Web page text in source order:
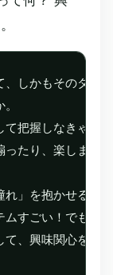
しかもそのタイ
把握しなきゃい
たり、楽しませ
れ」を抱かせるか
すごい！でもい
、興味関心を引